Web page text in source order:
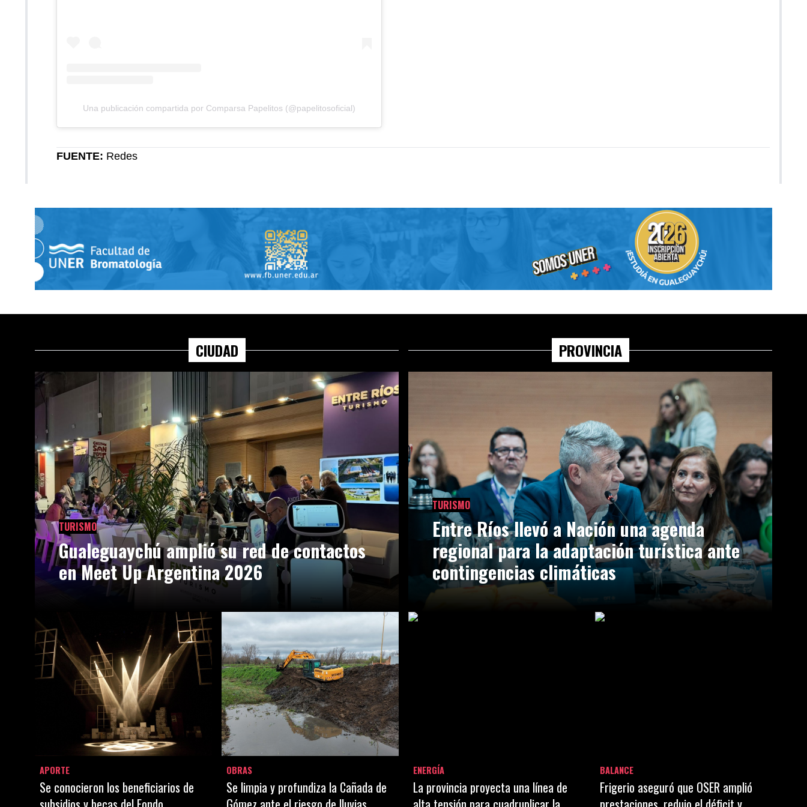
Una publicación compartida por Comparsa Papelitos (@papelitosoficial)
FUENTE: Redes
CIUDAD
TURISMO
Gualeguaychú amplió su red de contactos
en Meet Up Argentina 2026
APORTE
Se conocieron los beneficiarios de
OBRAS
Se limpia y profundiza la Cañada de
PROVINCIA
TURISMO
Entre Ríos llevó a Nación una agenda
regional para la adaptación turística ante
contingencias climáticas
ENERGÍA
La provincia proyecta una línea de
BALANCE
Frigerio aseguró que OSER amplió